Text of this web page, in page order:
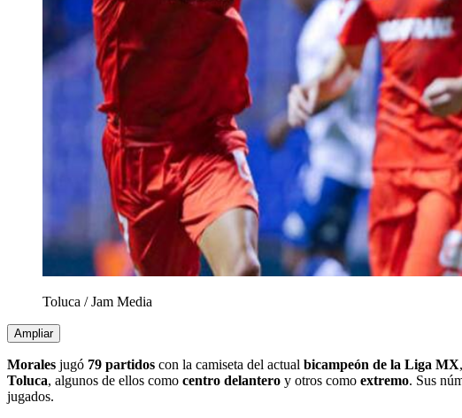
Toluca /Jam Media
Ampliar
Morales jugó 79 partidos con la camiseta del actual bicampeón de la Liga MX
Toluca, algunos de ellos como centro delantero y otros como extremo. Sus
jugados.